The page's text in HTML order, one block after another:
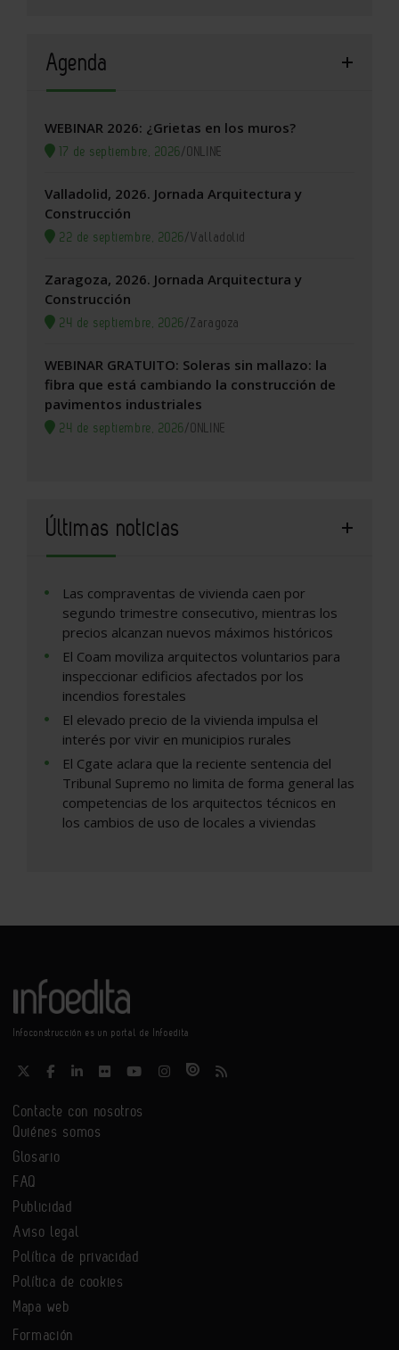
Agenda
WEBINAR 2026: ¿Grietas en los muros?
17 de septiembre, 2026/ONLINE
Valladolid, 2026. Jornada Arquitectura y
Construcción
22 de septiembre, 2026/Valladolid
Zaragoza, 2026. Jornada Arquitectura y
Construcción
24 de septiembre, 2026/Zaragoza
WEBINAR GRATUITO: Soleras sin mallazo: la
fibra que está cambiando la construcción de
pavimentos industriales
24 de septiembre, 2026/ONLINE
Últimas noticias
Las compraventas de vivienda caen por
segundo trimestre consecutivo, mientras los
precios alcanzan nuevos máximos históricos
El Coam moviliza arquitectos voluntarios para
inspeccionar edificios afectados por los
incendios forestales
El elevado precio de la vivienda impulsa el
interés por vivir en municipios rurales
El Cgate aclara que la reciente sentencia del
Tribunal Supremo no limita de forma general las
competencias de los arquitectos técnicos en
los cambios de uso de locales a viviendas
Infoconstrucción es un portal de Infoedita
Contacte con nosotros
Quiénes somos
Glosario
FAQ
Publicidad
Aviso legal
Política de privacidad
Política de cookies
Mapa web
Formación